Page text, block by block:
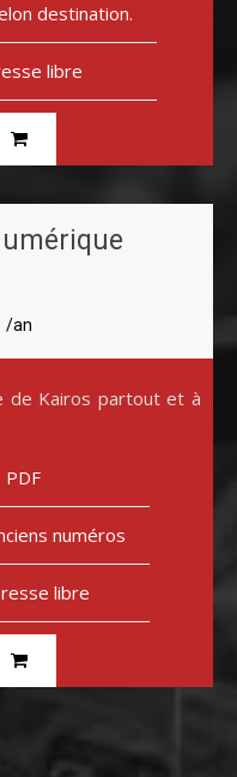
destination.
libre
/an
de Kairos partout et à
numéros
libre